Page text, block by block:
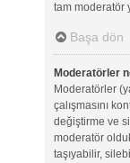
tam moderatör
Başa dön
Moderatörler
Moderatörler
çalışmasını
değiştirme ve
moderatör
taşıyabilir,